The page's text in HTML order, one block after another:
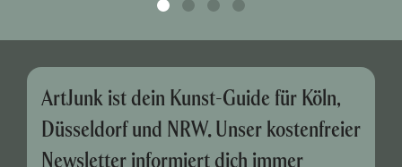
ArtJunk ist dein Kunst-Guide für Köln,
Düsseldorf und NRW. Unser kostenfreier
Newsletter informiert dich immer